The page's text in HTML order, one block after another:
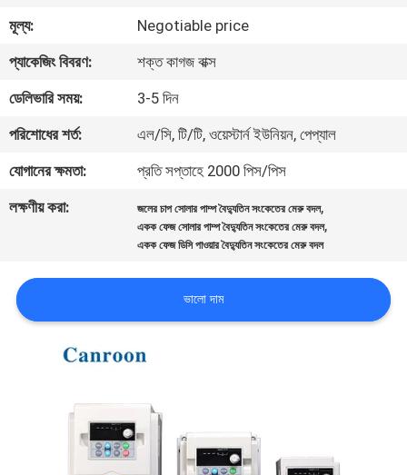
নিয়ন্ত্রণ
আমাদের
সাথে
যোগাযোগ
করুন
জন্য
আবেদন
মূল্য:
Negotiable price
প্যাকেজিং বিবরণ:
শক্ত কাগজ বাক্স
ডেলিভারি সময়:
3-5 দিন
পরিশোধের শর্ত:
এল/সি, টি/টি, ওয়েস্টার্ন ইউনিয়ন, পেপ্যাল
যোগানের ক্ষমতা:
প্রতি সপ্তাহে 2000 পিস/পিস
লক্ষণীয় করা:
জলের চাপ সোলার পাম্প বৈদ্যুতিন সংকেতের মেরু বদল,
একক ফেজ সোলার পাম্প বৈদ্যুতিন সংকেতের মেরু বদল,
একক ফেজ ডিসি পাওয়ার বৈদ্যুতিন সংকেতের মেরু বদল
ভালো দাম